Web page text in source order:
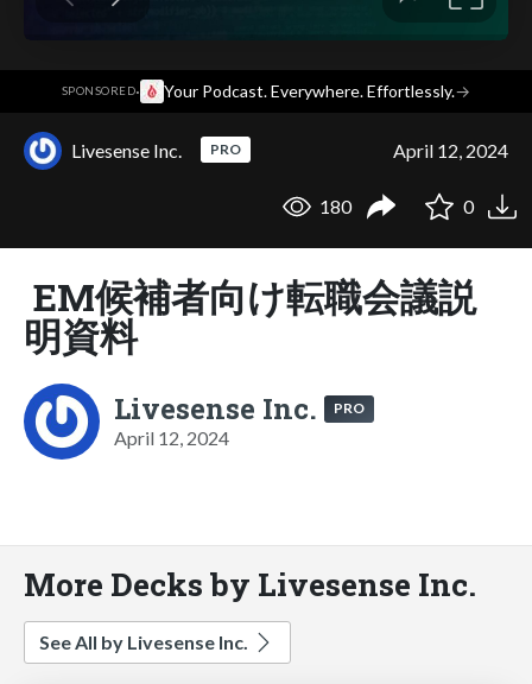
SPONSORED· Your Podcast. Everywhere. Effortlessly.→
Livesense Inc. PRO April 12, 2024
180 0
EM候補者向け転職会議説
明資料
Livesense Inc. PRO
April 12, 2024
More Decks by Livesense Inc.
See All by Livesense Inc.